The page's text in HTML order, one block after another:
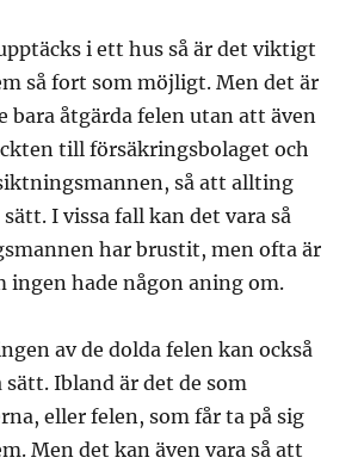
i ett hus så är det viktigt
så fort som möjligt. Men det är
åtgärda felen utan att även
till försäkringsbolaget och
så att allting
I vissa fall kan det vara så
har brustit, men ofta är
ingen hade någon aning om.
av de dolda felen kan också
Ibland är det de som
eller felen, som får ta på sig
Men det kan även vara så att